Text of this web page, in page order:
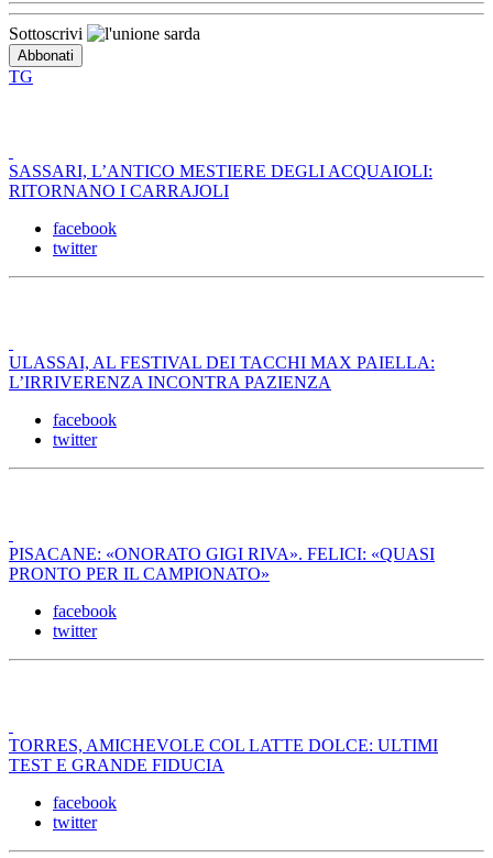
Sottoscrivi
TG
SASSARI, L’ANTICO MESTIERE DEGLI ACQUAIOLI:
RITORNANO I CARRAJOLI
facebook
twitter
ULASSAI, AL FESTIVAL DEI TACCHI MAX PAIELLA:
L’IRRIVERENZA INCONTRA PAZIENZA
facebook
twitter
PISACANE: «ONORATO GIGI RIVA». FELICI: «QUASI
PRONTO PER IL CAMPIONATO»
facebook
twitter
TORRES, AMICHEVOLE COL LATTE DOLCE: ULTIMI
TEST E GRANDE FIDUCIA
facebook
twitter